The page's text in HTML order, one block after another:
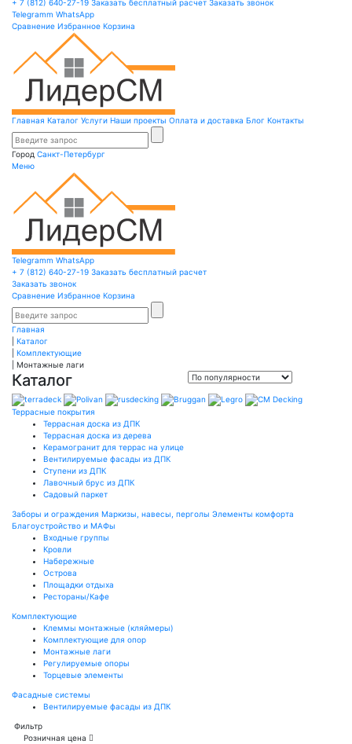
+ 7 (812) 640-27-19 Заказать бесплатный расчет Заказать звонок
Telegramm WhatsApp
Сравнение Избранное Корзина
Главная Каталог Услуги Наши проекты Оплата и доставка Блог Контакты
Город Санкт-Петербург
Меню
Telegramm WhatsApp
+ 7 (812) 640-27-19 Заказать бесплатный расчет
Заказать звонок
Сравнение Избранное Корзина
Главная
Каталог
Комплектующие
Монтажные лаги
Каталог
Террасные покрытия
Террасная доска из ДПК
Террасная доска из дерева
Керамогранит для террас на улице
Вентилируемые фасады из ДПК
Ступени из ДПК
Лавочный брус из ДПК
Садовый паркет
Заборы и ограждения Маркизы, навесы, перголы Элементы комфорта
Благоустройство и МАФы
Входные группы
Кровли
Набережные
Острова
Площадки отдыха
Рестораны/Кафе
Комплектующие
Клеммы монтажные (кляймеры)
Комплектующие для опор
Монтажные лаги
Регулируемые опоры
Торцевые элементы
Фасадные системы
Вентилируемые фасады из ДПК
Фильтр
Розничная цена